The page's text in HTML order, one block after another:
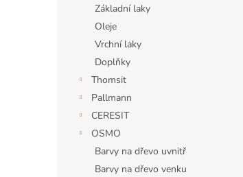
Základní laky
Oleje
Vrchní laky
Doplňky
Thomsit
Pallmann
CERESIT
OSMO
Barvy na dřevo uvnitř
Barvy na dřevo venku